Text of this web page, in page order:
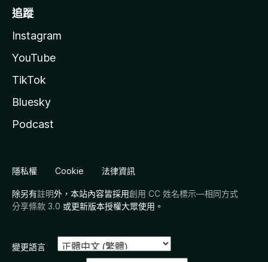
追蹤
Instagram
YouTube
TikTok
Bluesky
Podcast
隱私權 Cookie 法律資訊
除另有註明外，本站內容皆採用創用 CC 姓名標示—相同方式
分享條款 3.0 或更新版本授權大眾使用。
變更語言